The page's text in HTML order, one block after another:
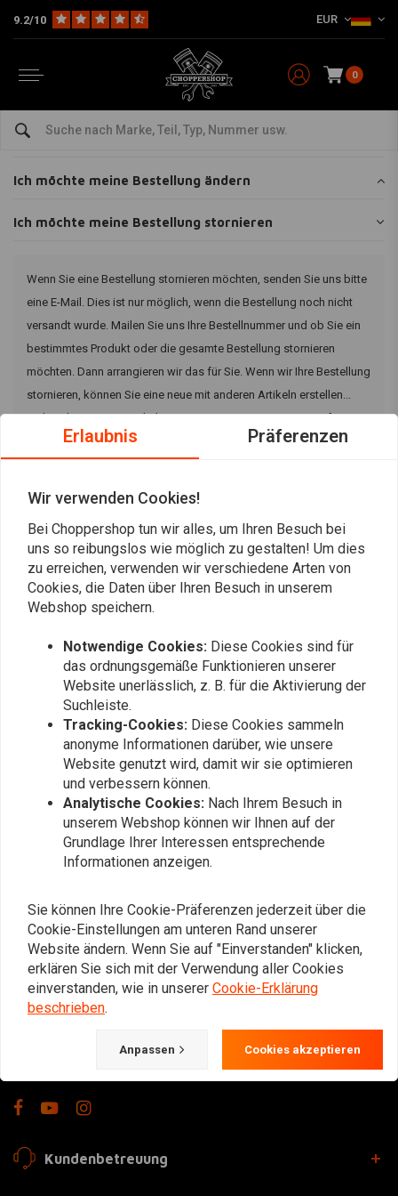
9.2/10 EUR
0
Home Kundenservice Ich möchte meine Bestellung stornieren
Ich möchte meine Bestellung
stornieren
Lieferzeit
Ich möchte meine Bestellung ändern
Ich möchte meine Bestellung stornieren
Wenn Sie eine Bestellung stornieren möchten, senden Sie uns bitte
eine E-Mail. Dies ist nur möglich, wenn die Bestellung noch nicht
versandt wurde. Mailen Sie uns Ihre Bestellnummer und ob Sie ein
bestimmtes Produkt oder die gesamte Bestellung stornieren
möchten. Dann arrangieren wir das für Sie. Wenn wir Ihre Bestellung
stornieren, können Sie eine neue mit anderen Artikeln erstellen...
Mehr oder weniger Artikel. Lassen Sie uns wissen, was wir für Sie
tun können!
Ist ein Artikel auf Lager
Immer auf dem Laufenden bleiben?
Bei Fragen zu Ihrer Bestellung,
Lieferzeiten, Rücksendungen &
Informationen können Sie uns
jederzeit auf eine der folgenden Arten
kontaktieren.
Gotenburgweg 46a, 9723 TM Groningen (The Netherlands)
info@choppershop.com
Kundenbetreuung
Erlaubnis Präferenzen
Wir verwenden Cookies!
Bei Choppershop tun wir alles, um Ihren Besuch bei
uns so reibungslos wie möglich zu gestalten! Um dies
zu erreichen, verwenden wir verschiedene Arten von
Cookies, die Daten über Ihren Besuch in unserem
Webshop speichern.
Notwendige Cookies: Diese Cookies sind für
das ordnungsgemäße Funktionieren unserer
Website unerlässlich, z. B. für die Aktivierung der
Suchleiste.
Tracking-Cookies: Diese Cookies sammeln
anonyme Informationen darüber, wie unsere
Website genutzt wird, damit wir sie optimieren
und verbessern können.
Analytische Cookies: Nach Ihrem Besuch in
unserem Webshop können wir Ihnen auf der
Grundlage Ihrer Interessen entsprechende
Informationen anzeigen.
Sie können Ihre Cookie-Präferenzen jederzeit über die
Cookie-Einstellungen am unteren Rand unserer
Website ändern. Wenn Sie auf "Einverstanden" klicken,
erklären Sie sich mit der Verwendung aller Cookies
einverstanden, wie in unserer Cookie-Erklärung
beschrieben.
Anpassen Cookies akzeptieren